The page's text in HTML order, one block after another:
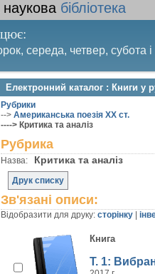
бібліотека
середа, четвер, субота
п’ятниця. Останній четвер
Електронний каталог : Книги у
Рубрики
--> Американська поезія XX ст.
----> Критика та аналіз
Рубрика
Назва: Критика та аналіз
Друк списку
Зв'язані описи:
Відобразити для друку: сторінку
Книга
Т. 1: